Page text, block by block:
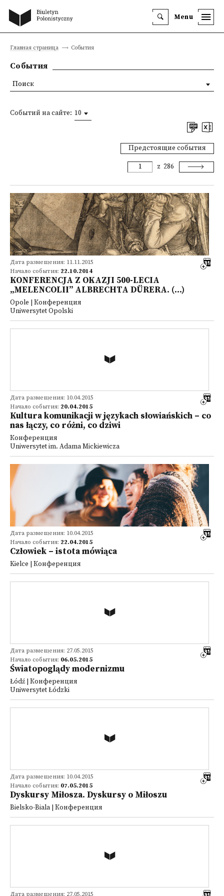
Menu
Главная страница События
События
Событий на сайте: 10
Предстоящие события
z 286
Дата размещения: 11.11.2015
Начало события: 22.10.2014
KONFERENCJA Z OKAZJI 500-LECIA
„MELENCOLII” ALBRECHTA DÜRERA. (...)
Opole | Конференция
Uniwersytet Opolski
Дата размещения: 10.04.2015
Начало события: 20.04.2015
Kultura komunikacji w językach słowiańskich – co
nas łączy, co różni, co dziwi
Конференция
Uniwersytet im. Adama Mickiewicza
Дата размещения: 10.04.2015
Начало события: 22.04.2015
Człowiek – istota mówiąca
Kielce | Конференция
Дата размещения: 27.05.2015
Начало события: 06.05.2015
Światopoglądy modernizmu
Łódź | Конференция
Uniwersytet Łódzki
Дата размещения: 10.04.2015
Начало события: 07.05.2015
Dyskursy Miłosza. Dyskursy o Miłoszu
Bielsko-Biala | Конференция
Дата размещения: 27.05.2015
Поиск